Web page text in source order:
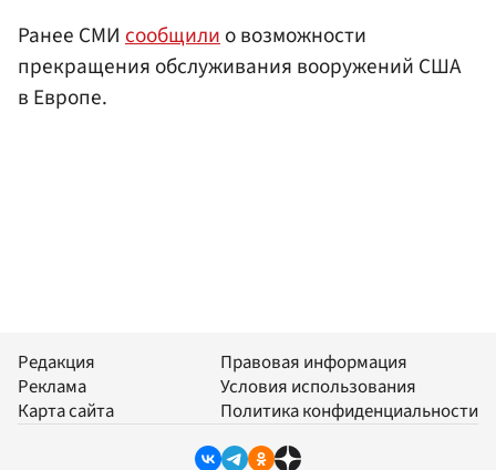
Ранее СМИ сообщилио возможности
прекращения обслуживания вооружений США
в Европе.
Редакция
Реклама
Карта сайта
Правовая информация
Условия использования
Политика конфиденциальности